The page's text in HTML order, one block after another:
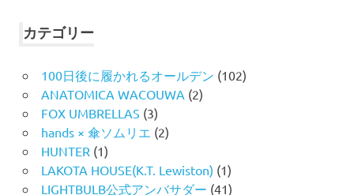
カテゴリー
100日後に履かれるオールデン (102)
ANATOMICA WACOUWA (2)
FOX UMBRELLAS (3)
hands × 傘ソムリエ (2)
HUNTER (1)
LAKOTA HOUSE(K.T. Lewiston) (1)
LIGHTBULB公式アンバサダー (41)